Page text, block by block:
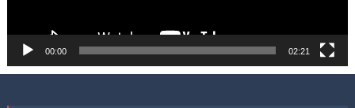
00:00 02:21